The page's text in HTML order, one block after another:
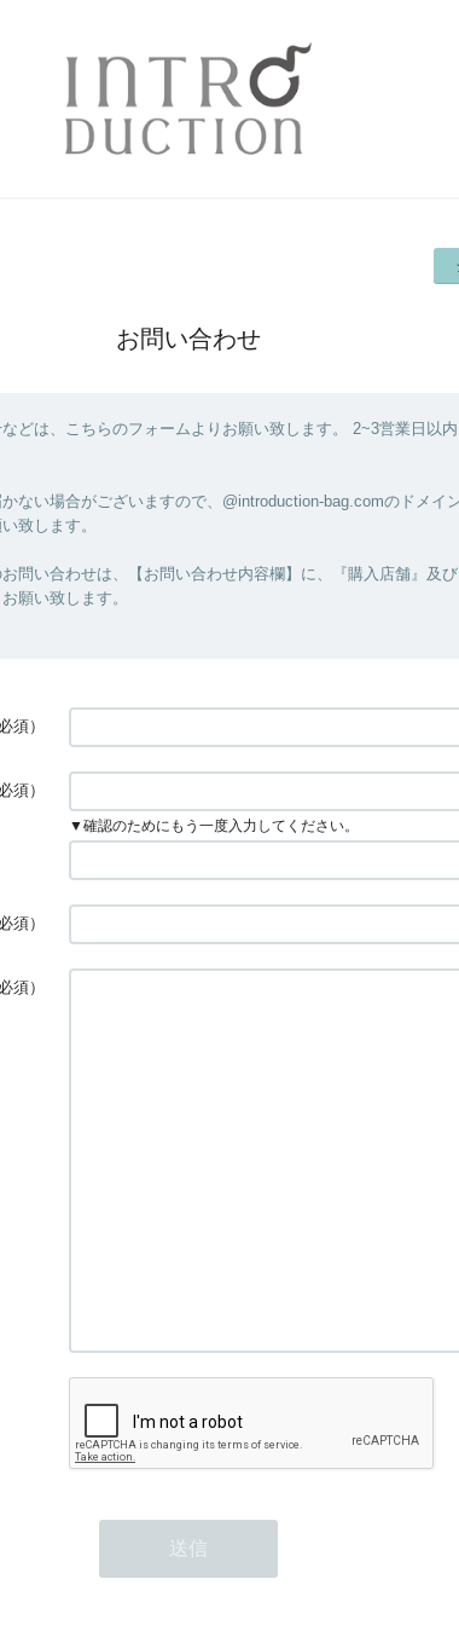
お問い合わせ
どは、こちらのフォームよりお願い致します。 2~3営業日以
ない場合がございますので、@introduction-bag.comのドメイ
致します。
問い合わせは、【お問い合わせ内容欄】に、『購入店舗』及び
願い致します。
須）
須）
▼確認のためにもう一度入力してください。
須）
須）